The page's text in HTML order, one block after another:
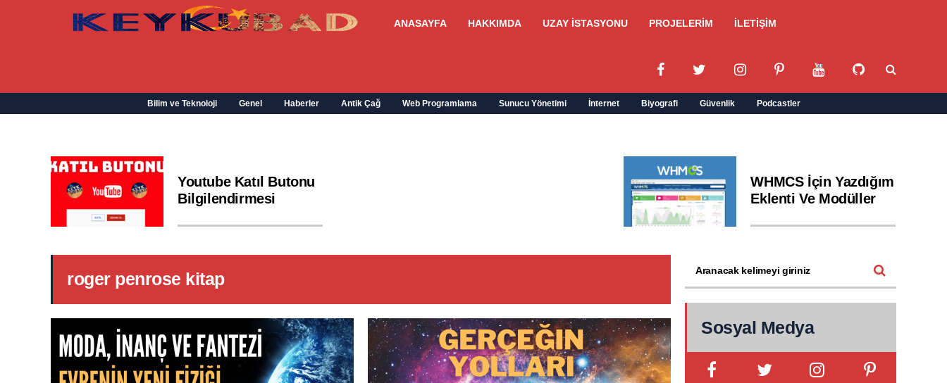
ANASAYFA HAKKIMDA UZAY İSTASYONU PROJELERİM İLETİŞİM
Bilim ve Teknoloji Genel Haberler Antik Çağ Web Programlama Sunucu Yönetimi İnternet Biyografi Güvenlik Podcastler
Youtube Katıl Butonu
Bilgilendirmesi
WHMCS İçin Yazdığım
Eklenti Ve Modüller
roger penrose kitap
Sosyal Medya